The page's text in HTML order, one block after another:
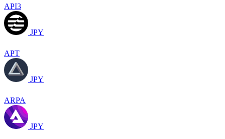
API3
JPY
APT
JPY
ARPA
JPY